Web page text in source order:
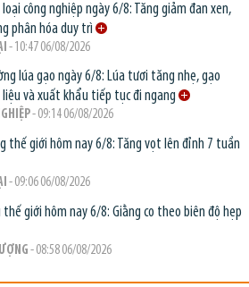
loại công nghiệp ngày 6/8: Tăng giảm đan xen,
phân hóa duy trì
- 10:47 06/08/2026
lúa gạo ngày 6/8: Lúa tươi tăng nhẹ, gạo
và xuất khẩu tiếp tục đi ngang
- 09:14 06/08/2026
thế giới hôm nay 6/8: Tăng vọt lên đỉnh 7 tuần
- 09:06 06/08/2026
thế giới hôm nay 6/8: Giằng co theo biên độ hẹp
- 08:58 06/08/2026